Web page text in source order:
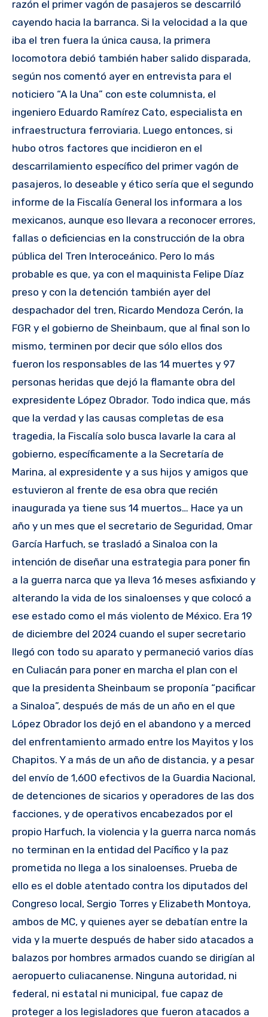
razón el primer vagón de pasajeros se descarriló
cayendo hacia la barranca. Si la velocidad a la que
iba el tren fuera la única causa, la primera
locomotora debió también haber salido disparada,
según nos comentó ayer en entrevista para el
noticiero “A la Una” con este columnista, el
ingeniero Eduardo Ramírez Cato, especialista en
infraestructura ferroviaria. Luego entonces, si
hubo otros factores que incidieron en el
descarrilamiento específico del primer vagón de
pasajeros, lo deseable y ético sería que el segundo
informe de la Fiscalía General los informara a los
mexicanos, aunque eso llevara a reconocer errores,
fallas o deficiencias en la construcción de la obra
pública del Tren Interoceánico. Pero lo más
probable es que, ya con el maquinista Felipe Díaz
preso y con la detención también ayer del
despachador del tren, Ricardo Mendoza Cerón, la
FGR y el gobierno de Sheinbaum, que al final son lo
mismo, terminen por decir que sólo ellos dos
fueron los responsables de las 14 muertes y 97
personas heridas que dejó la flamante obra del
expresidente López Obrador. Todo indica que, más
que la verdad y las causas completas de esa
tragedia, la Fiscalía solo busca lavarle la cara al
gobierno, específicamente a la Secretaría de
Marina, al expresidente y a sus hijos y amigos que
estuvieron al frente de esa obra que recién
inaugurada ya tiene sus 14 muertos… Hace ya un
año y un mes que el secretario de Seguridad, Omar
García Harfuch, se trasladó a Sinaloa con la
intención de diseñar una estrategia para poner fin
a la guerra narca que ya lleva 16 meses asfixiando y
alterando la vida de los sinaloenses y que colocó a
ese estado como el más violento de México. Era 19
de diciembre del 2024 cuando el super secretario
llegó con todo su aparato y permaneció varios días
en Culiacán para poner en marcha el plan con el
que la presidenta Sheinbaum se proponía “pacificar
a Sinaloa”, después de más de un año en el que
López Obrador los dejó en el abandono y a merced
del enfrentamiento armado entre los Mayitos y los
Chapitos. Y a más de un año de distancia, y a pesar
del envío de 1,600 efectivos de la Guardia Nacional,
de detenciones de sicarios y operadores de las dos
facciones, y de operativos encabezados por el
propio Harfuch, la violencia y la guerra narca nomás
no terminan en la entidad del Pacífico y la paz
prometida no llega a los sinaloenses. Prueba de
ello es el doble atentado contra los diputados del
Congreso local, Sergio Torres y Elizabeth Montoya,
ambos de MC, y quienes ayer se debatían entre la
vida y la muerte después de haber sido atacados a
balazos por hombres armados cuando se dirigían al
aeropuerto culiacanense. Ninguna autoridad, ni
federal, ni estatal ni municipal, fue capaz de
proteger a los legisladores que fueron atacados a